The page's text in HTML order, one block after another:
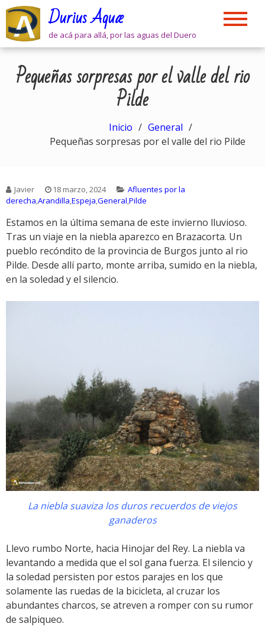
Skip
content
Durius Aquæ
de acá para allá, por las aguas del Duero
Pequeñas sorpresas por el valle del rio
Pilde
Inicio
General
Pequeñas sorpresas por el valle del rio Pilde
Javier 18 marzo, 2024
Afluentes por la
derecha,Arandilla,Espeja,General,Pilde
Estamos en la última semana de este invierno lluvioso.
Tras un viaje en la niebla aparezco en Brazacorta. Un
pueblo recóndito de la provincia de Burgos junto al rio
Pilde. Desde allí parto, monte arriba, sumido en la niebla,
en la soledad y el silencio.
La niebla suaviza los duros recuerdos de viejos
ganaderos
Llevo rumbo Norte, hacia Hinojar del Rey. La niebla va
levantando a medida que el sol gana fuerza. El silencio y
la soledad persisten por estos parajes en los que
solamente las ruedas de la bicicleta, al cruzar los
abundantes charcos, se atreven a romper con su rumor
de salpiqueo.